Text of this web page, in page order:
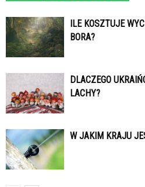
ILE KOSZTUJE
BORA?
DLACZEGO
LACHY?
W JAKIM KRAJU